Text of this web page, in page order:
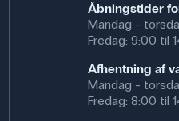
Åbningstider
Mandag -
Fredag: 9:00 til
Afhentning af
Mandag -
Fredag: 8:00 til